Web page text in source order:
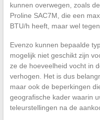
kunnen overwegen, zoals
Proline SAC7M, die een
BTU/h heeft, maar wel
Evenzo kunnen bepaalde
mogelijk niet geschikt zijn
ze de hoeveelheid vocht in
verhogen. Het is dus
maar ook de beperkingen
geografische kader waarin
teleurstellingen na de